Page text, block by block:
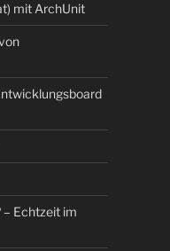
mit ArchUnit
– Echtzeit im